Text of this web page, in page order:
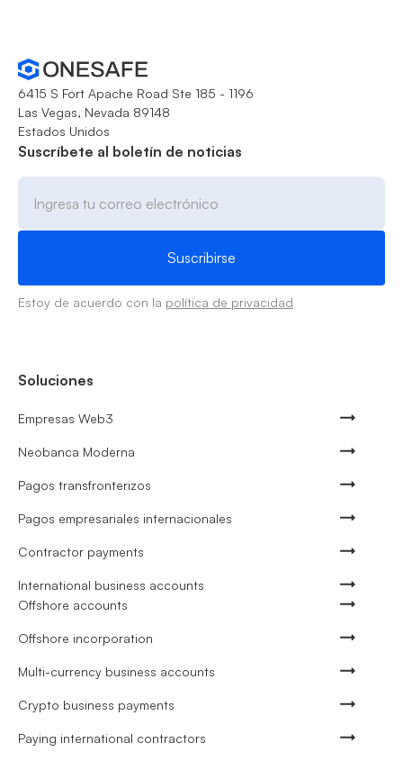
6415 S Fort Apache Road Ste 185 - 1196
Las Vegas, Nevada 89148
Estados Unidos
Suscríbete al boletín de noticias
Estoy de acuerdo con la política de privacidad
Soluciones
Empresas Web3
Neobanca Moderna
Pagos transfronterizos
Pagos empresariales internacionales
Contractor payments
International business accounts
Offshore accounts
Offshore incorporation
Multi-currency business accounts
Crypto business payments
Paying international contractors